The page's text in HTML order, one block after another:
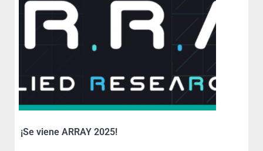
¡Se viene ARRAY 2025!